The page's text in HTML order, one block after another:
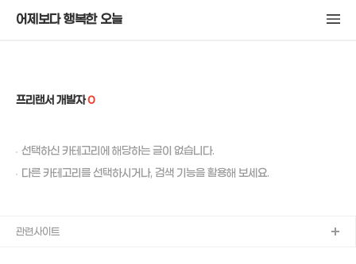
어제보다 행복한 오늘
프리랜서 개발자0
선택하신 카테고리에 해당하는 글이 없습니다.
다른 카테고리를 선택하시거나, 검색 기능을 활용해 보세요.
관련사이트